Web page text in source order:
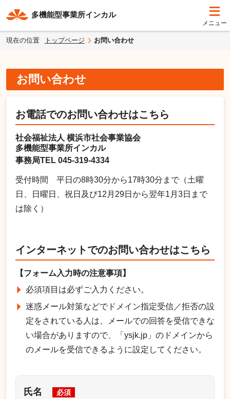
多機能型事業所インカル
現在の位置 トップページ お問い合わせ
お問い合わせ
お電話でのお問い合わせはこちら
社会福祉法人 横浜市社会事業協会
多機能型事業所インカル
事務局TEL 045-319-4334
受付時間 平日の8時30分から17時30分まで（土曜
日、日曜日、祝日及び12月29日から翌年1月3日まで
は除く）
インターネットでのお問い合わせはこちら
【フォーム入力時の注意事項】
必須項目は必ずご入力ください。
迷惑メール対策などでドメイン指定受信／拒否の設
定をされている人は、メールでの回答を受信できな
い場合がありますので、「ysjk.jp」のドメインから
のメールを受信できるように設定してください。
氏名 必須